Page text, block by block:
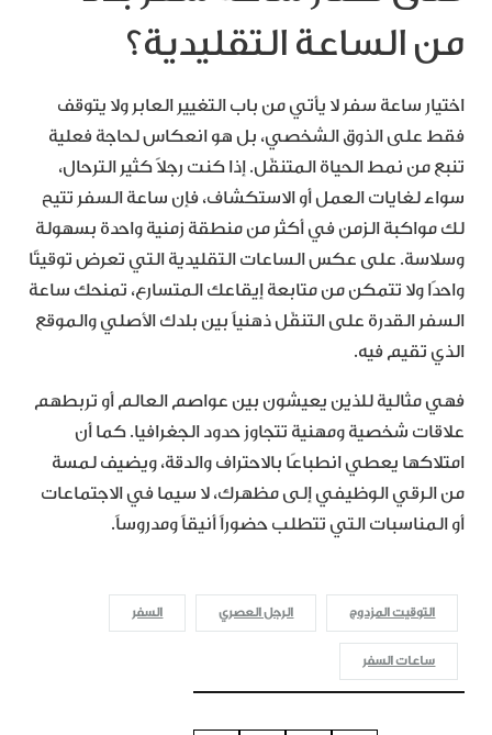
من الساعة التقليدية؟
اختيار ساعة سفر لا يأتي من باب التغيير العابر ولا يتوقف
فقط على الذوق الشخصي، بل هو انعكاس لحاجة فعلية
تنبع من نمط الحياة المتنقّل. إذا كنت رجلاً كثير الترحال،
سواء لغايات العمل أو الاستكشاف، فإن ساعة السفر تتيح
لك مواكبة الزمن في أكثر من منطقة زمنية واحدة بسهولة
وسلاسة. على عكس الساعات التقليدية التي تعرض توقيتًا
واحدًا ولا تتمكن من متابعة إيقاعك المتسارع، تمنحك ساعة
السفر القدرة على التنقّل ذهنياً بين بلدك الأصلي والموقع
الذي تقيم فيه.
فهي مثالية للذين يعيشون بين عواصم العالم أو تربطهم
علاقات شخصية ومهنية تتجاوز حدود الجغرافيا. كما أن
امتلاكها يعطي انطباعًا بالاحتراف والدقة، ويضيف لمسة
من الرقي الوظيفي إلى مظهرك، لا سيما في الاجتماعات
أو المناسبات التي تتطلب حضوراً أنيقاً ومدروساً.
التوقيت المزدوج الرجل العصري السفر
ساعات السفر